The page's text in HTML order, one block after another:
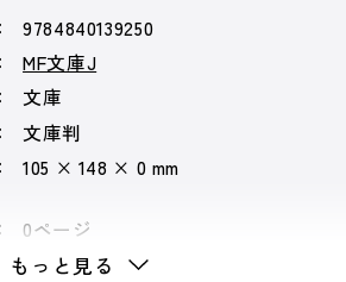
9784840139250
MF文庫J
文庫
文庫判
105 × 148 × 0 mm
0ページ
もっと見る